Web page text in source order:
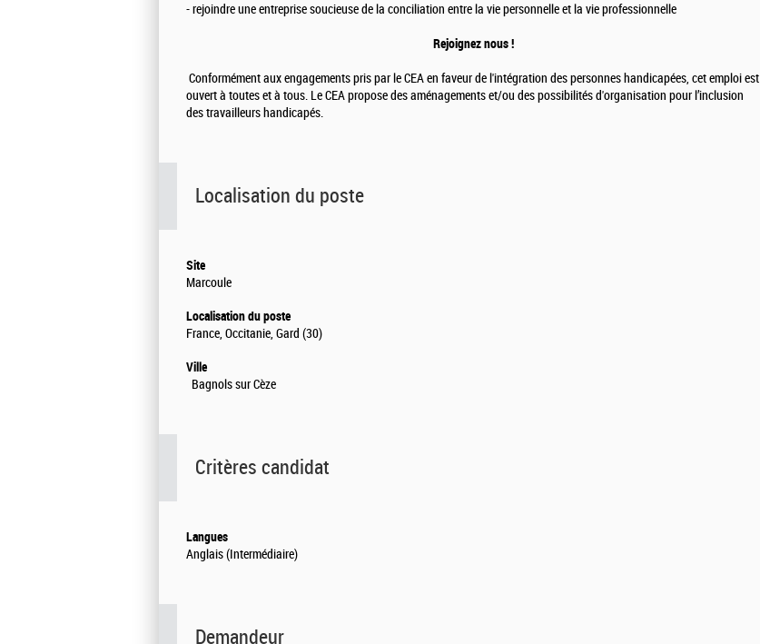
- rejoindre une entreprise soucieuse de la conciliation entre la vie personnelle et la vie professionnelle
Rejoignez nous !
Conformément aux engagements pris par le CEA en faveur de l'intégration des personnes handicapées, cet emploi est
ouvert à toutes et à tous. Le CEA propose des aménagements et/ou des possibilités d'organisation pour l’inclusion
des travailleurs handicapés.
Localisation du poste
Site
Marcoule
Localisation du poste
France, Occitanie, Gard (30)
Ville
Bagnols sur Cèze
Critères candidat
Langues
Anglais (Intermédiaire)
Demandeur